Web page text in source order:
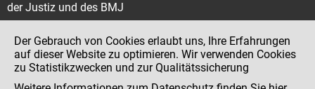
der Justiz und des BMJ
Impressum
Der Gebrauch von Cookies erlaubt uns, Ihre Erfahrungen
auf dieser Website zu optimieren. Wir verwenden Cookies
zu Statistikzwecken und zur Qualitätssicherung